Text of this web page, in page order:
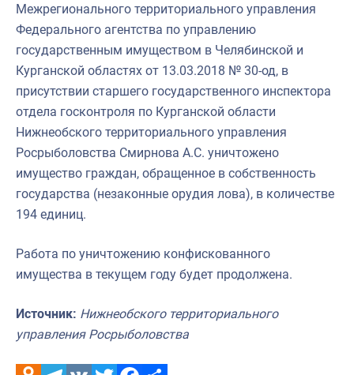
Межрегионального территориального управления
Федерального агентства по управлению
государственным имуществом в Челябинской и
Курганской областях от 13.03.2018 № 30-од, в
присутствии старшего государственного инспектора
отдела госконтроля по Курганской области
Нижнеобского территориального управления
Росрыболовства Смирнова А.С. уничтожено
имущество граждан, обращенное в собственность
государства (незаконные орудия лова), в количестве
194 единиц.
Работа по уничтожению конфискованного
имущества в текущем году будет продолжена.
Источник: Нижнеобского территориального
управления Росрыболовства